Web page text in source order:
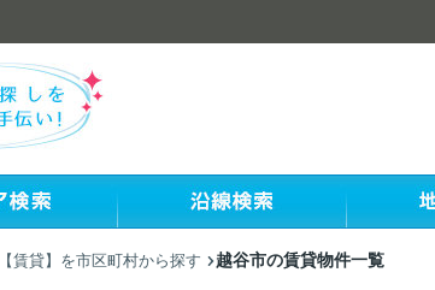
【賃貸】を市区町村から探す 越谷市の賃貸物件一覧